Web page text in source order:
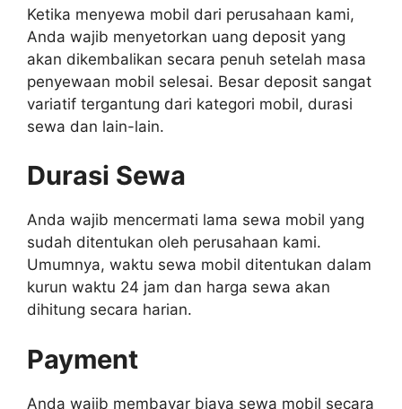
Ketika menyewa mobil dari perusahaan kami,
Anda wajib menyetorkan uang deposit yang
akan dikembalikan secara penuh setelah masa
penyewaan mobil selesai. Besar deposit sangat
variatif tergantung dari kategori mobil, durasi
sewa dan lain-lain.
Durasi Sewa
Anda wajib mencermati lama sewa mobil yang
sudah ditentukan oleh perusahaan kami.
Umumnya, waktu sewa mobil ditentukan dalam
kurun waktu 24 jam dan harga sewa akan
dihitung secara harian.
Payment
Anda wajib membayar biaya sewa mobil secara